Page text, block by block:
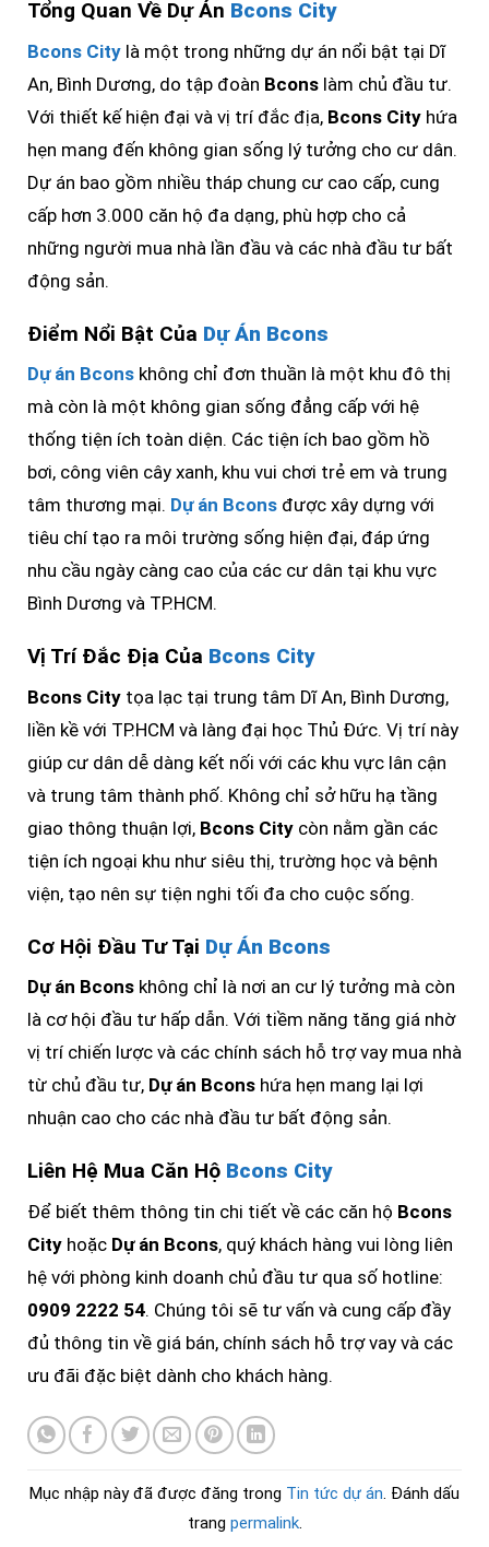
Tổng Quan Về Dự Án Bcons City
Bcons City là một trong những dự án nổi bật tại Dĩ
An, Bình Dương, do tập đoàn Bcons làm chủ đầu tư.
Với thiết kế hiện đại và vị trí đắc địa, Bcons City hứa
hẹn mang đến không gian sống lý tưởng cho cư dân.
Dự án bao gồm nhiều tháp chung cư cao cấp, cung
cấp hơn 3.000 căn hộ đa dạng, phù hợp cho cả
những người mua nhà lần đầu và các nhà đầu tư bất
động sản.
Điểm Nổi Bật Của Dự Án Bcons
Dự án Bcons không chỉ đơn thuần là một khu đô thị
mà còn là một không gian sống đẳng cấp với hệ
thống tiện ích toàn diện. Các tiện ích bao gồm hồ
bơi, công viên cây xanh, khu vui chơi trẻ em và trung
tâm thương mại. Dự án Bcons được xây dựng với
tiêu chí tạo ra môi trường sống hiện đại, đáp ứng
nhu cầu ngày càng cao của các cư dân tại khu vực
Bình Dương và TP.HCM.
Vị Trí Đắc Địa Của Bcons City
Bcons City tọa lạc tại trung tâm Dĩ An, Bình Dương,
liền kề với TP.HCM và làng đại học Thủ Đức. Vị trí này
giúp cư dân dễ dàng kết nối với các khu vực lân cận
và trung tâm thành phố. Không chỉ sở hữu hạ tầng
giao thông thuận lợi, Bcons City còn nằm gần các
tiện ích ngoại khu như siêu thị, trường học và bệnh
viện, tạo nên sự tiện nghi tối đa cho cuộc sống.
Cơ Hội Đầu Tư Tại Dự Án Bcons
Dự án Bcons không chỉ là nơi an cư lý tưởng mà còn
là cơ hội đầu tư hấp dẫn. Với tiềm năng tăng giá nhờ
vị trí chiến lược và các chính sách hỗ trợ vay mua nhà
từ chủ đầu tư, Dự án Bcons hứa hẹn mang lại lợi
nhuận cao cho các nhà đầu tư bất động sản.
Liên Hệ Mua Căn Hộ Bcons City
Để biết thêm thông tin chi tiết về các căn hộ Bcons
City hoặc Dự án Bcons, quý khách hàng vui lòng liên
hệ với phòng kinh doanh chủ đầu tư qua số hotline:
0909 2222 54. Chúng tôi sẽ tư vấn và cung cấp đầy
đủ thông tin về giá bán, chính sách hỗ trợ vay và các
ưu đãi đặc biệt dành cho khách hàng.
Mục nhập này đã được đăng trong Tin tức dự án . Đánh dấu
trang permalink.